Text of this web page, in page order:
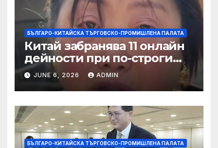
БЪЛГАРО-КИТАЙСКА ТЪРГОВСКО-ПРОМИШЛЕНА ПАЛАТА
Китай забранява 11 онлайн
дейности при по-строги
правила за ограничаване на
слуховете и
кибернасилниците
JUNE 6, 2026 ADMIN
БЪЛГАРО-КИТАЙСКА ТЪРГОВСКО-ПРОМИШЛЕНА ПАЛАТА